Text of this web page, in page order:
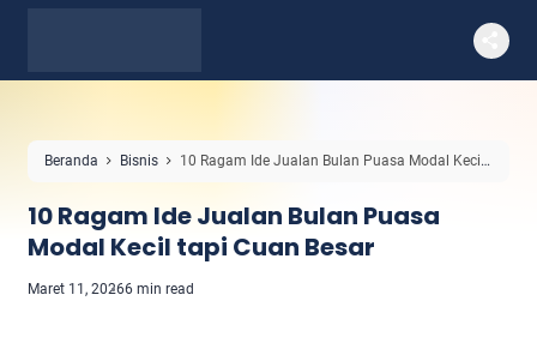
Beranda Bisnis
10 Ragam Ide Jualan Bulan Puasa Modal Kecil
10 Ragam Ide Jualan Bulan Puasa
Modal Kecil tapi Cuan Besar
Maret 11, 20266 min read